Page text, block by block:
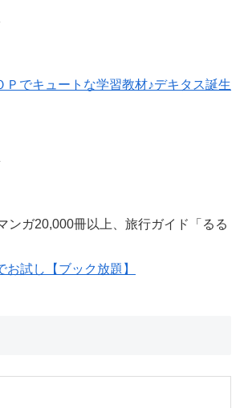
Ｐでキュートな学習教材♪デキタス誕生
ンガ20,000冊以上、旅行ガイド「るる
お試し【ブック放題】